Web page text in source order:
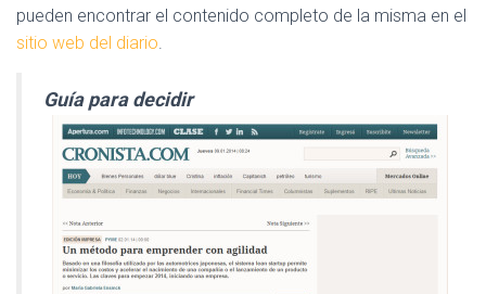
pueden encontrar el contenido completo de la misma en el
sitio web del diario.
Guía para decidir